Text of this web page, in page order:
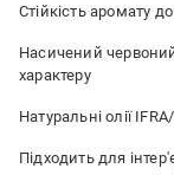
Стійкість аромату
Насичений
характеру
Натуральні олії
Підходить для